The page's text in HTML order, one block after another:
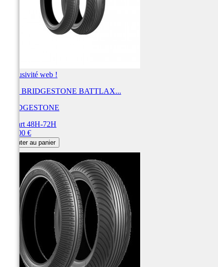
Exclusivité web !
Pneu BRIDGESTONE BATTLAX...
BRIDGESTONE
Départ 48H-72H
270,00 €
Ajouter au panier